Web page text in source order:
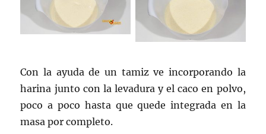
Con la ayuda de un tamiz ve incorporando la
harina junto con la levadura y el caco en polvo,
poco a poco hasta que quede integrada en la
masa por completo.